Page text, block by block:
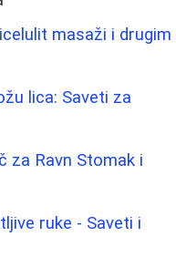
masaži i drugim
lica: Saveti za
za Ravn Stomak i
ruke - Saveti i